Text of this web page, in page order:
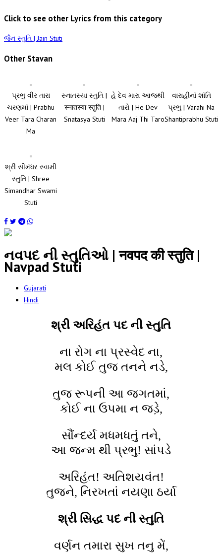
Click to see other Lyrics from this category
જૈન સ્તુતિ | Jain Stuti
Other Stavan
પ્રભુ વીર તારા
ચરણમાં | Prabhu
Veer Tara Charan
Ma
સ્નાતસ્યા સ્તુતિ |
स्नातस्या स्तुति |
Snatasya Stuti
હે દેવ મારા આજથી
તારો | He Dev
Mara Aaj Thi Taro
વારાહીનાં શાંતિ
પ્રભુ | Varahi Na
Shantiprabhu Stuti
શ્રી સીમંધર સ્વામી
સ્તુતિ | Shree
Simandhar Swami
Stuti
નવપદ ની સ્તુતિઓ | नवपद की स्तुति |
Navpad Stuti
Gujarati
Hindi
શ્રી અરિહંત પદ ની સ્તુતિ
ના રોગ ના પ્રસ્વેદ ના,
મલ કોઈ તુજ તનને નડે,
તુજ રૂપની આ જગતમાં,
કોઈ ના ઉપમા ન જડ઼ે,
સૌંન્દર્ય મધમધતું તને,
આ જન્મ થી પ્રભુ! સાંપડે
અરિહંત! અતિશયવંત!
તુજને, નિરખતાં નયણા ઠર્યા
શ્રી સિદ્ધ પદ ની સ્તુતિ
વર્ણન તમારા સુખ તનુ મેં,